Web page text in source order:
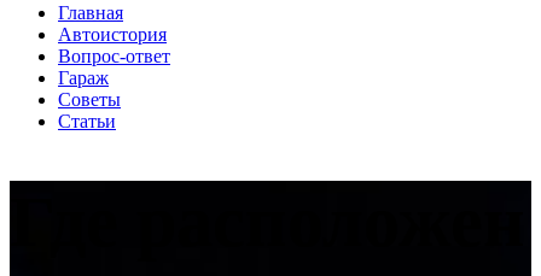
Главная
Автоистория
Вопрос-ответ
Гараж
Советы
Статьи